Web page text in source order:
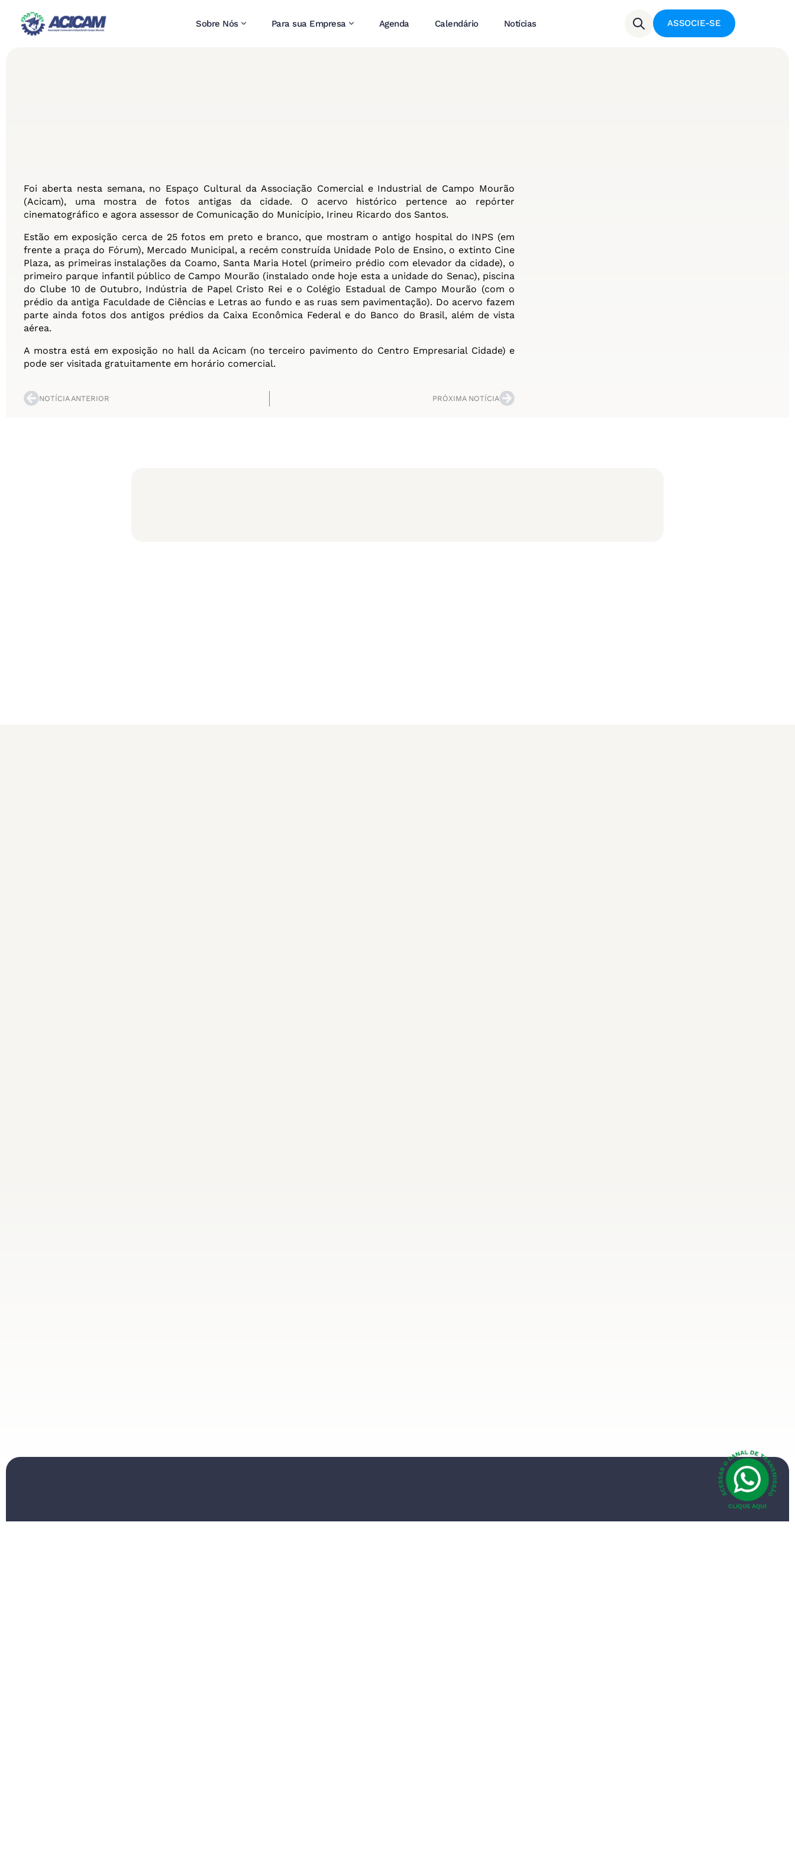
Sobre Nós Para sua Empresa Agenda Calendário Notícias ASSOCIE-SE
Foi aberta nesta semana, no Espaço Cultural da Associação Comercial e Industrial de Campo Mourão
(Acicam), uma mostra de fotos antigas da cidade. O acervo histórico pertence ao repórter
cinematográfico e agora assessor de Comunicação do Município, Irineu Ricardo dos Santos.
Estão em exposição cerca de 25 fotos em preto e branco, que mostram o antigo hospital do INPS (em
frente a praça do Fórum), Mercado Municipal, a recém construída Unidade Polo de Ensino, o extinto Cine
Plaza, as primeiras instalações da Coamo, Santa Maria Hotel (primeiro prédio com elevador da cidade), o
primeiro parque infantil público de Campo Mourão (instalado onde hoje esta a unidade do Senac), piscina
do Clube 10 de Outubro, Indústria de Papel Cristo Rei e o Colégio Estadual de Campo Mourão (com o
prédio da antiga Faculdade de Ciências e Letras ao fundo e as ruas sem pavimentação). Do acervo fazem
parte ainda fotos dos antigos prédios da Caixa Econômica Federal e do Banco do Brasil, além de vista
aérea.
A mostra está em exposição no hall da Acicam (no terceiro pavimento do Centro Empresarial Cidade) e
pode ser visitada gratuitamente em horário comercial.
NOTÍCIA ANTERIOR PRÓXIMA NOTÍCIA